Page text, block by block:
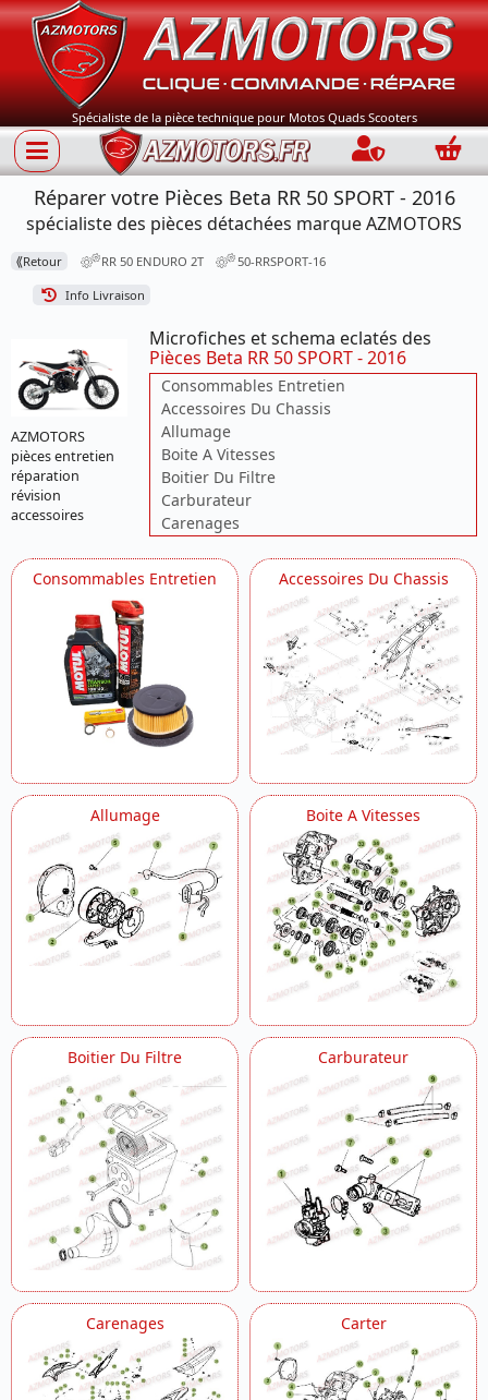
Spécialiste de la pièce technique pour Motos Quads Scooters
Connection
Réparer votre Pièces Beta RR 50 SPORT - 2016
spécialiste des pièces détachées marque AZMOTORS
⟪Retour RR 50 ENDURO 2T 50-RRSPORT-16
Info Livraison
AZMOTORS
pièces entretien
réparation
révision
accessoires
Microfiches et schema eclatés des
Pièces Beta RR 50 SPORT - 2016
Consommables Entretien
Accessoires Du Chassis
Allumage
Boite A Vitesses
Boitier Du Filtre
Carburateur
Carenages
Chassis
Circuit De Lubrification
Commande Boite A Vitesses
Decorations
Echappement
Equipement Electrique
Fourche
Freins
Kick Starter
Pompe A Eau
Radiateur
Roue Arriere
Roue Avant
Suspension Arriere
Transmission
Vilebrequin
Consommables Entretien Accessoires Du Chassis
Allumage Boite A Vitesses
Boitier Du Filtre Carburateur
Carenages Carter